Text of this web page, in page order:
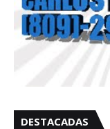
DESTACADAS